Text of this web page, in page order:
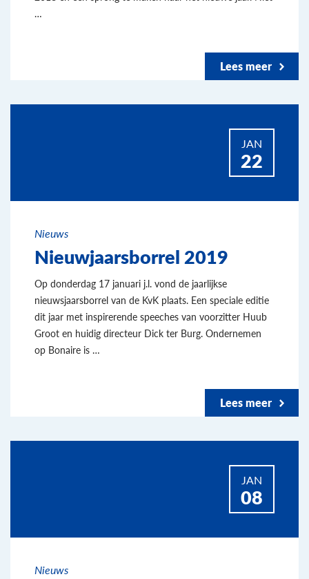
…
Lees meer
JAN
22
Nieuws
Nieuwjaarsborrel 2019
Op donderdag 17 januari j.l. vond de jaarlijkse
nieuwsjaarsborrel van de KvK plaats. Een speciale editie
dit jaar met inspirerende speeches van voorzitter Huub
Groot en huidig directeur Dick ter Burg. Ondernemen
op Bonaire is …
Lees meer
JAN
08
Nieuws